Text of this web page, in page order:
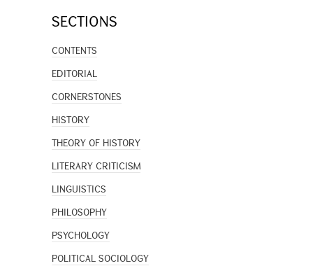
SECTIONS
CONTENTS
EDITORIAL
CORNERSTONES
HISTORY
THEORY OF HISTORY
LITERARY CRITICISM
LINGUISTICS
PHILOSOPHY
PSYCHOLOGY
POLITICAL SOCIOLOGY